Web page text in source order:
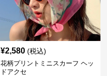
¥2,580 (税込)
花柄プリントミニスカーフ ヘッ
ドアクセ